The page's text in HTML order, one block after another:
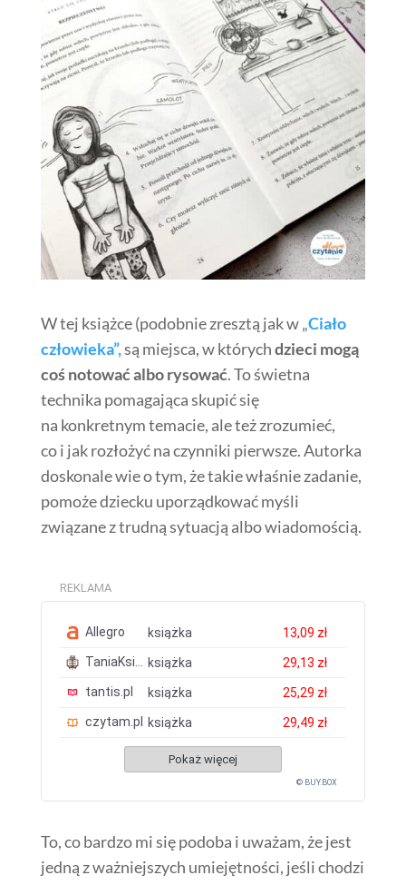
W tej książce (podobnie zresztą jak w „Ciało
człowieka”,są miejsca, w którychdzieci mogą
coś notować albo rysować. To świetna
technika pomagająca skupić się
na konkretnym temacie, ale też zrozumieć,
co i jak rozłożyć na czynniki pierwsze. Autorka
doskonale wie o tym, że takie właśnie zadanie,
pomoże dziecku uporządkować myśli
związane z trudną sytuacją albo wiadomością.
REKLAMA
Allegro książka
13,09 zł
TaniaKsiazka.pl
książka
29,13 zł
tantis.pl
książka
25,29 zł
czytam.pl
książka 29,49 zł
Pokaż więcej
© BUY.BOX
To, co bardzo mi się podoba i uważam, że jest
jedną z ważniejszych umiejętności, jeśli chodzi